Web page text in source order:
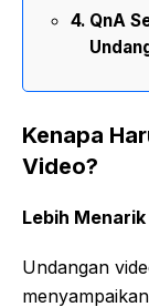
QnA
Kenapa
Video?
Lebih
Undangan